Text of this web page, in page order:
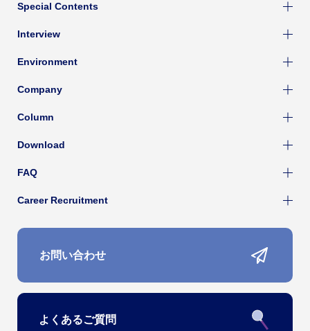
Special Contents
Interview
Environment
Company
Column
Download
FAQ
Career Recruitment
お問い合わせ
よくあるご質問